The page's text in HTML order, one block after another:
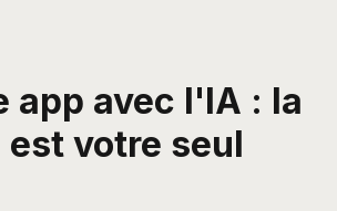
app avec l'IA : la
votre seul